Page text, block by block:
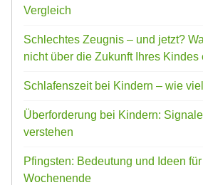
Vergleich
Schlechtes Zeugnis – und jetzt?
nicht über die Zukunft Ihres Kindes
Schlafenszeit bei Kindern – wie
Überforderung bei Kindern:
verstehen
Pfingsten: Bedeutung und Ideen
Wochenende